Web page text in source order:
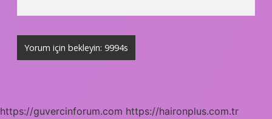
https://guvercinforum.com https://haironplus.com.tr